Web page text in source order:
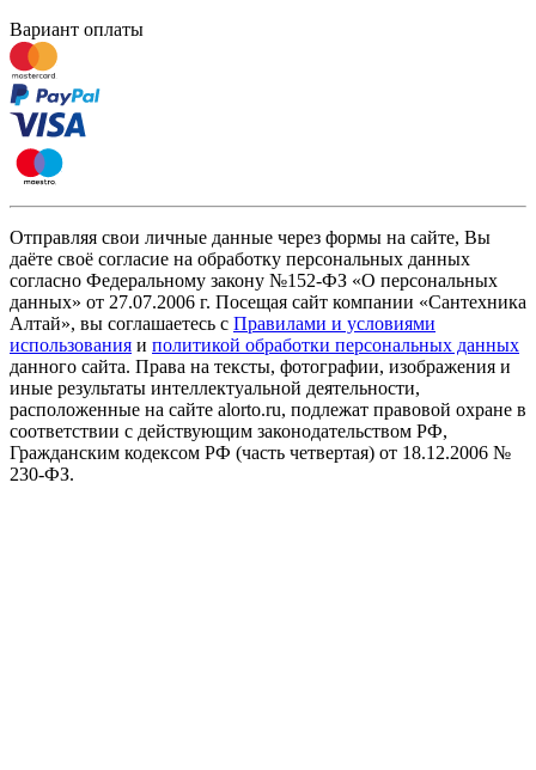
Вариант оплаты
Отправляя свои личные данные через формы на сайте, Вы
даёте своё согласие на обработку персональных данных
согласно Федеральному закону №152-ФЗ «О персональных
данных» от 27.07.2006 г. Посещая сайт компании «Cантехника
Алтай», вы соглашаетесь с Правилами и условиями
использования и политикой обработки персональных данных
данного сайта. Права на тексты, фотографии, изображения и
иные результаты интеллектуальной деятельности,
расположенные на сайте alorto.ru, подлежат правовой охране в
соответствии с действующим законодательством РФ,
Гражданским кодексом РФ (часть четвертая) от 18.12.2006 №
230-ФЗ.